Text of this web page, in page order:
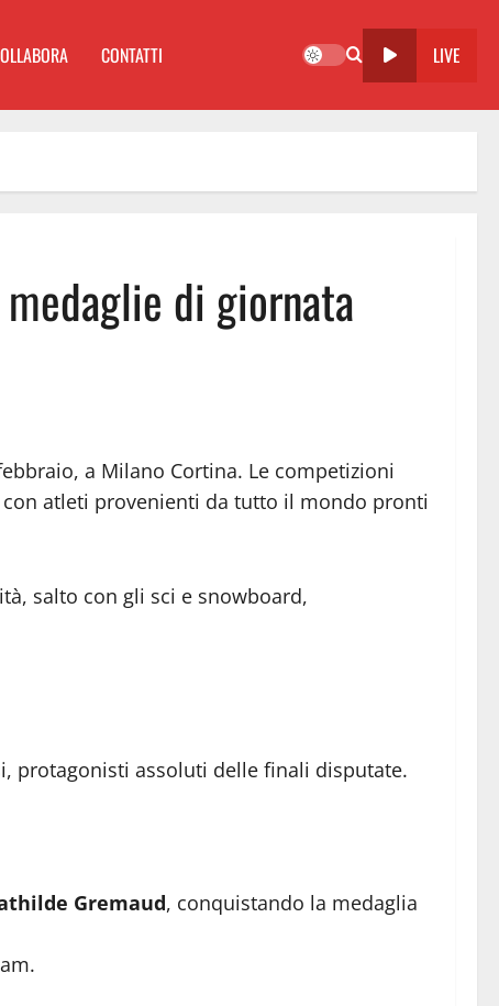
CONTATTI LIVE
di giornata
a Milano Cortina. Le competizioni
atleti provenienti da tutto il mondo pronti
salto con gli sci e snowboard,
protagonisti assoluti delle finali disputate.
Gremaud, conquistando la medaglia